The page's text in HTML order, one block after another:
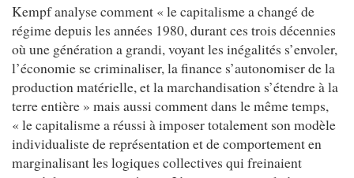
Kempf analyse comment « le capitalisme a changé de
régime depuis les années 1980, durant ces trois décennies
où une génération a grandi, voyant les inégalités s’envoler,
l’économie se criminaliser, la finance s’autonomiser de la
production matérielle, et la marchandisation s’étendre à la
terre entière » mais aussi comment dans le même temps,
« le capitalisme a réussi à imposer totalement son modèle
individualiste de représentation et de comportement en
marginalisant les logiques collectives qui freinaient